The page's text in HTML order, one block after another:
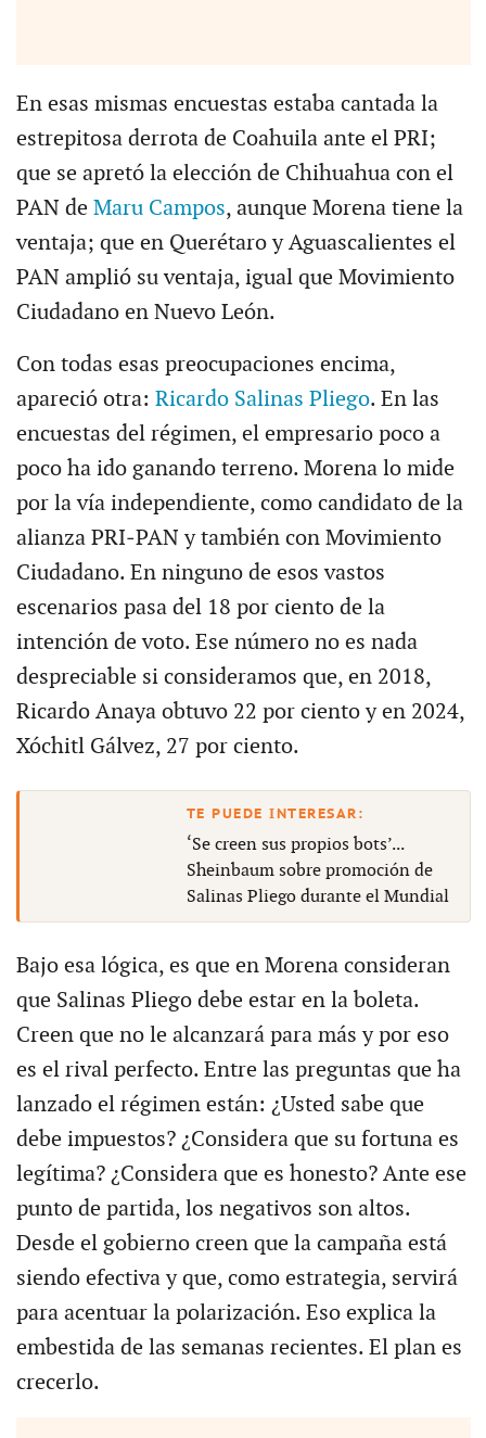
En esas mismas encuestas estaba cantada la
estrepitosa derrota de Coahuila ante el PRI;
que se apretó la elección de Chihuahua con el
PAN de Maru Campos, aunque Morena tiene la
ventaja; que en Querétaro y Aguascalientes el
PAN amplió su ventaja, igual que Movimiento
Ciudadano en Nuevo León.
Con todas esas preocupaciones encima,
apareció otra: Ricardo Salinas Pliego. En las
encuestas del régimen, el empresario poco a
poco ha ido ganando terreno. Morena lo mide
por la vía independiente, como candidato de la
alianza PRI‑PAN y también con Movimiento
Ciudadano. En ninguno de esos vastos
escenarios pasa del 18 por ciento de la
intención de voto. Ese número no es nada
despreciable si consideramos que, en 2018,
Ricardo Anaya obtuvo 22 por ciento y en 2024,
Xóchitl Gálvez, 27 por ciento.
‘Se creen sus propios bots’...
Sheinbaum sobre promoción de
Salinas Pliego durante el Mundial
Bajo esa lógica, es que en Morena consideran
que Salinas Pliego debe estar en la boleta.
Creen que no le alcanzará para más y por eso
es el rival perfecto. Entre las preguntas que ha
lanzado el régimen están: ¿Usted sabe que
debe impuestos? ¿Considera que su fortuna es
legítima? ¿Considera que es honesto? Ante ese
punto de partida, los negativos son altos.
Desde el gobierno creen que la campaña está
siendo efectiva y que, como estrategia, servirá
para acentuar la polarización. Eso explica la
embestida de las semanas recientes. El plan es
crecerlo.